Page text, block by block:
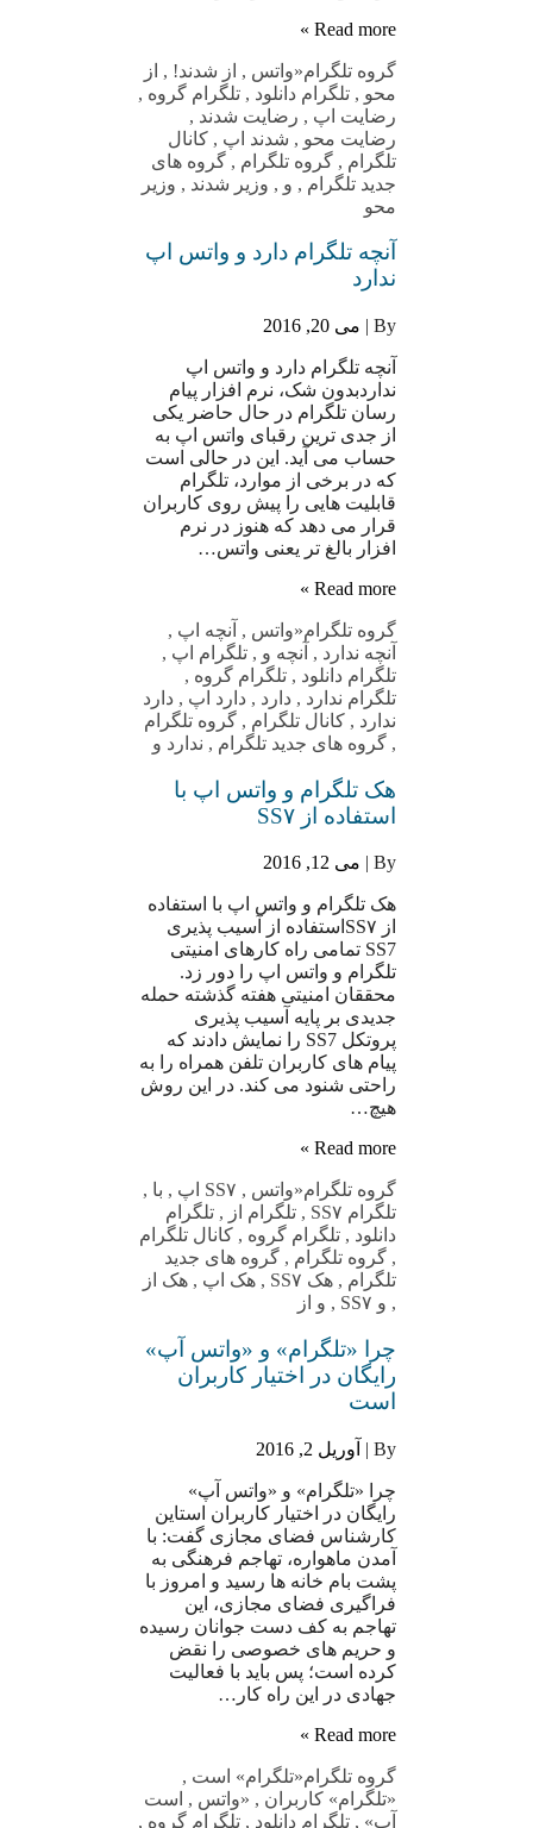
Read more »
گروه تلگرام«واتس , از شدند! , از
محو , تلگرام دانلود , تلگرام گروه ,
رضایت اپ , رضایت شدند ,
رضایت محو , شدند اپ , کانال
تلگرام , گروه تلگرام , گروه های
جدید تلگرام , و , وزیر شدند , وزیر
محو
آنچه تلگرام دارد و واتس اپ
ندارد
By | می 20, 2016
آنچه تلگرام دارد و واتس اپ
نداردبدون شک، نرم افزار پیام
رسان تلگرام در حال حاضر یکی
از جدی ترین رقبای واتس اپ به
حساب می آید. این در حالی است
که در برخی از موارد، تلگرام
قابلیت هایی را پیش روی کاربران
قرار می دهد که هنوز در نرم
افزار بالغ تر یعنی واتس…
Read more »
گروه تلگرام«واتس , آنچه اپ ,
آنچه ندارد , آنچه و , تلگرام اپ ,
تلگرام دانلود , تلگرام گروه ,
تلگرام ندارد , دارد , دارد اپ , دارد
ندارد , کانال تلگرام , گروه تلگرام
, گروه های جدید تلگرام , ندارد و
هک تلگرام و واتس اپ با
استفاده از SS۷
By | می 12, 2016
هک تلگرام و واتس اپ با استفاده
از SS۷استفاده از آسیب پذیری
SS7 تمامی راه کارهای امنیتی
تلگرام و واتس اپ را دور زد.
محققان امنیتی هفته گذشته حمله
جدیدی بر پایه آسیب پذیری
پروتکل SS7 را نمایش دادند که
پیام های کاربران تلفن همراه را به
راحتی شنود می کند. در این روش
هیچ…
Read more »
گروه تلگرام«واتس , SS۷ اپ , با ,
تلگرام SS۷
, تلگرام از , تلگرام
دانلود , تلگرام گروه , کانال تلگرام
, گروه تلگرام , گروه های جدید
تلگرام , هک SS۷ , هک اپ , هک از
, و SS۷ , و از
چرا «تلگرام» و «واتس آپ»
رایگان در اختیار کاربران
است
By | آوریل 2, 2016
چرا «تلگرام» و «واتس آپ»
رایگان در اختیار کاربران استاین
کارشناس فضای مجازی گفت: با
آمدن ماهواره، تهاجم فرهنگی به
پشت بام خانه ها رسید و امروز با
فراگیری فضای مجازی، این
تهاجم به کف دست جوانان رسیده
و حریم های خصوصی را نقض
کرده است؛ پس باید با فعالیت
جهادی در این راه کار…
Read more »
گروه تلگرام«تلگرام» است ,
«تلگرام» کاربران , «واتس , است
آپ» , تلگرام دانلود , تلگرام گروه ,